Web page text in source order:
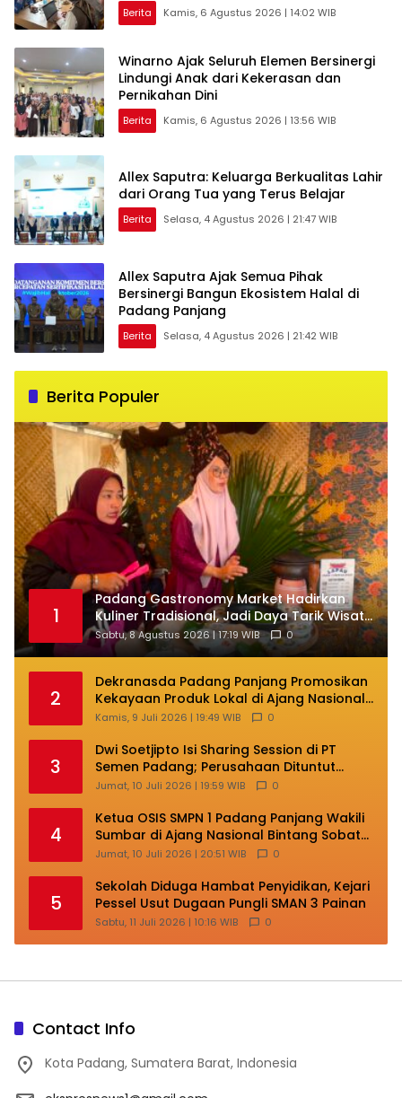
Berita Kamis, 6 Agustus 2026 | 14:02 WIB
Winarno Ajak Seluruh Elemen Bersinergi
Lindungi Anak dari Kekerasan dan
Pernikahan Dini
Berita Kamis, 6 Agustus 2026 | 13:56 WIB
Allex Saputra: Keluarga Berkualitas Lahir
dari Orang Tua yang Terus Belajar
Berita Selasa, 4 Agustus 2026 | 21:47 WIB
Allex Saputra Ajak Semua Pihak
Bersinergi Bangun Ekosistem Halal di
Padang Panjang
Berita Selasa, 4 Agustus 2026 | 21:42 WIB
Berita Populer
1
Padang Gastronomy Market Hadirkan
Kuliner Tradisional, Jadi Daya Tarik Wisata
di HJK ke-357
Sabtu, 8 Agustus 2026 | 17:19 WIB 0
2
Dekranasda Padang Panjang Promosikan
Kekayaan Produk Lokal di Ajang Nasional
Makassar
Kamis, 9 Juli 2026 | 19:49 WIB 0
3
Dwi Soetjipto Isi Sharing Session di PT
Semen Padang; Perusahaan Dituntut
Lakukan Transformasi
Jumat, 10 Juli 2026 | 19:59 WIB 0
4
Ketua OSIS SMPN 1 Padang Panjang Wakili
Sumbar di Ajang Nasional Bintang Sobat
SMP
Jumat, 10 Juli 2026 | 20:51 WIB 0
5
Sekolah Diduga Hambat Penyidikan, Kejari
Pessel Usut Dugaan Pungli SMAN 3 Painan
Sabtu, 11 Juli 2026 | 10:16 WIB 0
Contact Info
Kota Padang, Sumatera Barat, Indonesia